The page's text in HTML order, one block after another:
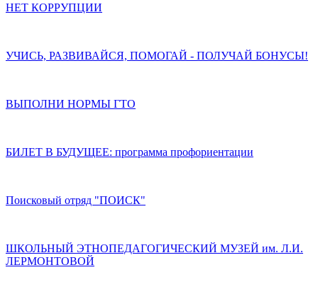
НЕТ КОРРУПЦИИ
УЧИСЬ, РАЗВИВАЙСЯ, ПОМОГАЙ - ПОЛУЧАЙ БОНУСЫ!
ВЫПОЛНИ НОРМЫ ГТО
БИЛЕТ В БУДУЩЕЕ: программа профориентации
Поисковый отряд "ПОИСК"
ШКОЛЬНЫЙ ЭТНОПЕДАГОГИЧЕСКИЙ МУЗЕЙ им. Л.И.
ЛЕРМОНТОВОЙ